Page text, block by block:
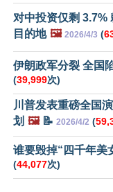
对中投资仅剩 3.7%
目的地 🖼️ 2026/4/3 (
伊朗政军分裂 全国
(39,999次)
川普发表重磅全国
划 🖼️📝 2026/4/2 (
谁要毁掉“四千年美
(44,077次)